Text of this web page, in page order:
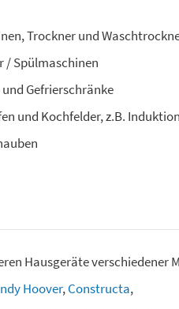
Trockner und
/ Spülmaschinen
Gefrierschränke
und Kochfelder, z.B.
Hausgeräte verschiedener
Hoover,Constructa,